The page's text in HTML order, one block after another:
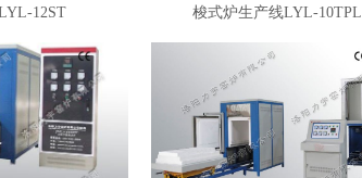
12ST 梭式炉生产线LYL-10TPL